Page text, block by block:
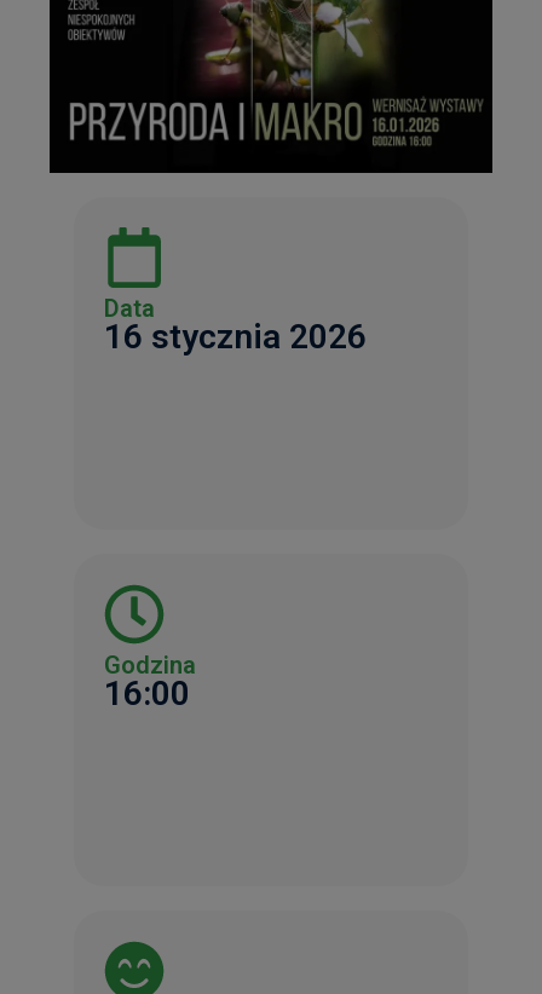
Data
16 stycznia 2026
Godzina
16:00